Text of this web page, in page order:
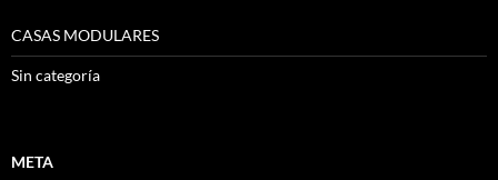
CASAS MODULARES
Sin categoría
META